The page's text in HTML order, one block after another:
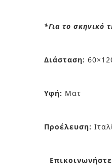
*Για το σκηνικό
Διάσταση:
Υφή: Ματ
Προέλευση: